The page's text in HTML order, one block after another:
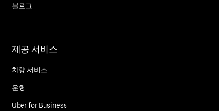
블로그
제공 서비스
차량 서비스
운행
Uber for Business